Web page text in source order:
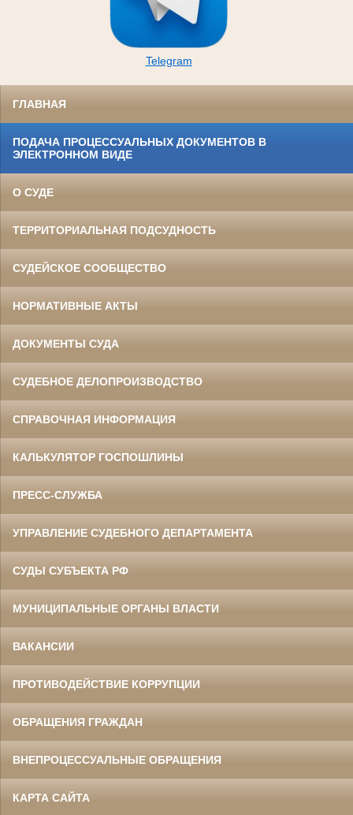
Telegram
ГЛАВНАЯ
ПОДАЧА ПРОЦЕССУАЛЬНЫХ ДОКУМЕНТОВ В
ЭЛЕКТРОННОМ ВИДЕ
О СУДЕ
ТЕРРИТОРИАЛЬНАЯ ПОДСУДНОСТЬ
СУДЕЙСКОЕ СООБЩЕСТВО
НОРМАТИВНЫЕ АКТЫ
ДОКУМЕНТЫ СУДА
СУДЕБНОЕ ДЕЛОПРОИЗВОДСТВО
СПРАВОЧНАЯ ИНФОРМАЦИЯ
КАЛЬКУЛЯТОР ГОСПОШЛИНЫ
ПРЕСС-СЛУЖБА
УПРАВЛЕНИЕ СУДЕБНОГО ДЕПАРТАМЕНТА
СУДЫ СУБЪЕКТА РФ
МУНИЦИПАЛЬНЫЕ ОРГАНЫ ВЛАСТИ
ВАКАНСИИ
ПРОТИВОДЕЙСТВИЕ КОРРУПЦИИ
ОБРАЩЕНИЯ ГРАЖДАН
ВНЕПРОЦЕССУАЛЬНЫЕ ОБРАЩЕНИЯ
КАРТА САЙТА